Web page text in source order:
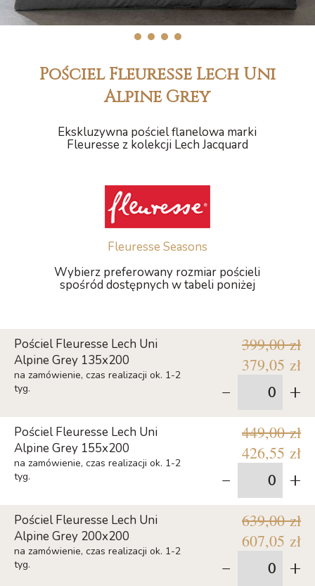
1 2 3 4
Pościel Fleuresse Lech Uni
Alpine Grey
Ekskluzywna pościel flanelowa marki
Fleuresse z kolekcji Lech Jacquard
Fleuresse Seasons
Wybierz preferowany rozmiar pościeli
spośród dostępnych w tabeli poniżej
Pościel Fleuresse Lech Uni
Alpine Grey 135x200
na zamówienie, czas realizacji ok. 1-2
tyg.
399,00 zł
379,05 zł
- +
Pościel Fleuresse Lech Uni
Alpine Grey 155x200
na zamówienie, czas realizacji ok. 1-2
tyg.
449,00 zł
426,55 zł
- +
Pościel Fleuresse Lech Uni
Alpine Grey 200x200
na zamówienie, czas realizacji ok. 1-2
tyg.
639,00 zł
607,05 zł
- +